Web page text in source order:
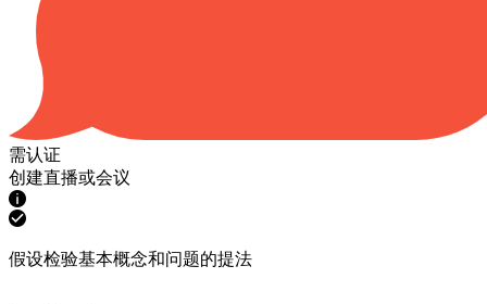
需认证
创建直播或会议
假设检验基本概念和问题的提法